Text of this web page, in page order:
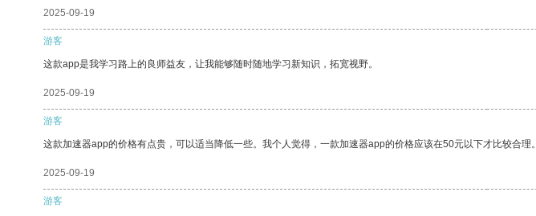
2025-09-19
游客
这款app是我学习路上的良师益友，让我能够随时随地学习新知识，拓宽视野。
2025-09-19
游客
这款加速器app的价格有点贵，可以适当降低一些。我个人觉得，一款加速器app的价格应该在50元以下才比较合理。
2025-09-19
游客